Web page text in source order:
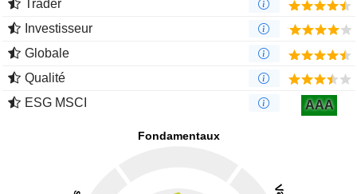
Trader
Investisseur
Globale
Qualité
ESG MSCI
AAA